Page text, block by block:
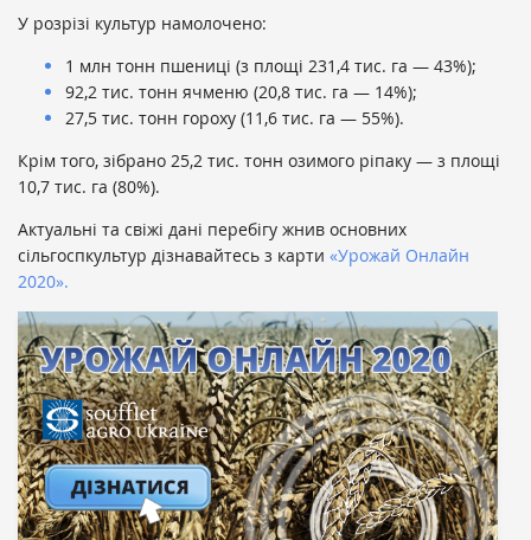
У розрізі культур намолочено:
1 млн тонн пшениці (з площі 231,4 тис. га — 43%);
92,2 тис. тонн ячменю (20,8 тис. га — 14%);
27,5 тис. тонн гороху (11,6 тис. га — 55%).
Крім того, зібрано 25,2 тис. тонн озимого ріпаку — з площі
10,7 тис. га (80%).
Актуальні та свіжі дані перебігу жнив основних
сільгоспкультур дізнавайтесь з карти «Урожай Онлайн
2020».